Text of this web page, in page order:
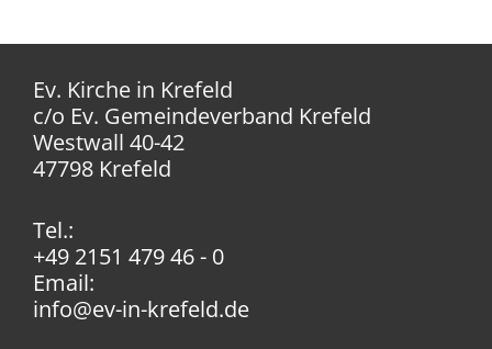
Ev. Kirche in Krefeld
c/o Ev. Gemeindeverband Krefeld
Westwall 40-42
47798 Krefeld
Tel.:
+49 2151 479 46 - 0
Email:
info@ev-in-krefeld.de